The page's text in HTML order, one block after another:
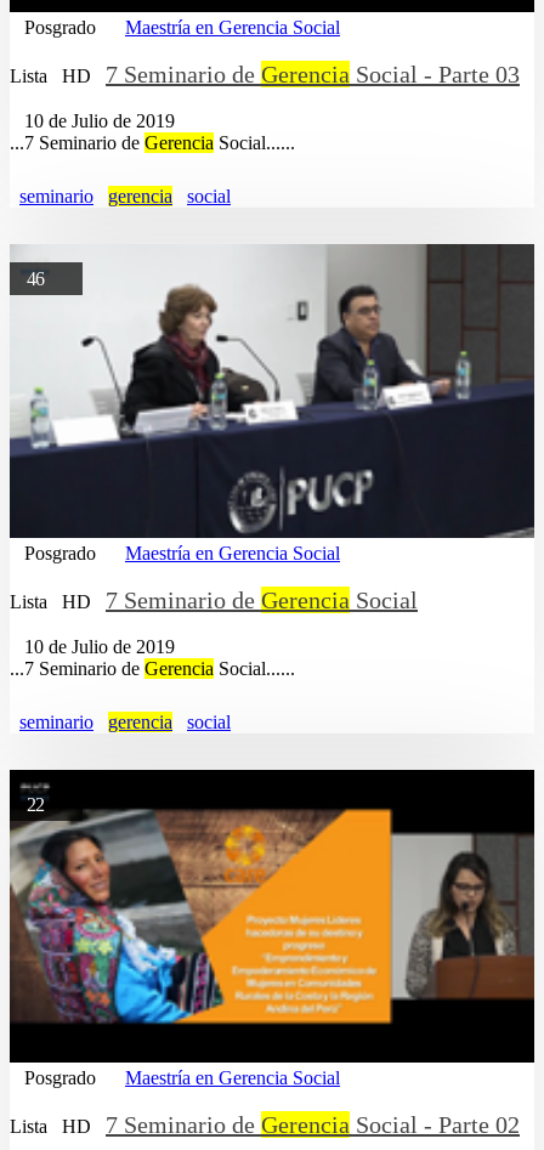
Posgrado Maestría en Gerencia Social
Lista HD 7 Seminario de Gerencia Social - Parte 03
10 de Julio de 2019
...7 Seminario de Gerencia Social......
seminario gerencia social
46
Posgrado Maestría en Gerencia Social
Lista HD 7 Seminario de Gerencia Social
10 de Julio de 2019
...7 Seminario de Gerencia Social......
seminario gerencia social
22
Posgrado Maestría en Gerencia Social
Lista HD 7 Seminario de Gerencia Social - Parte 02